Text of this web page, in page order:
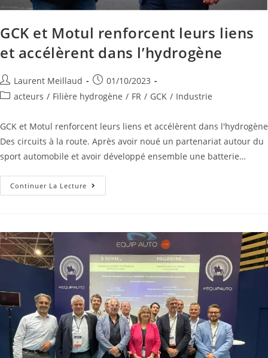
GCK et Motul renforcent leurs liens
et accélèrent dans l’hydrogène
Laurent Meillaud
01/10/2023
acteurs / Filière hydrogène / FR / GCK / Industrie
GCK et Motul renforcent leurs liens et accélèrent dans l'hydrogène
Des circuits à la route. Après avoir noué un partenariat autour du
sport automobile et avoir développé ensemble une batterie…
Continuer La Lecture